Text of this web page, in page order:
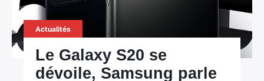
Actualités
Le Galaxy S20 se
dévoile, Samsung parle